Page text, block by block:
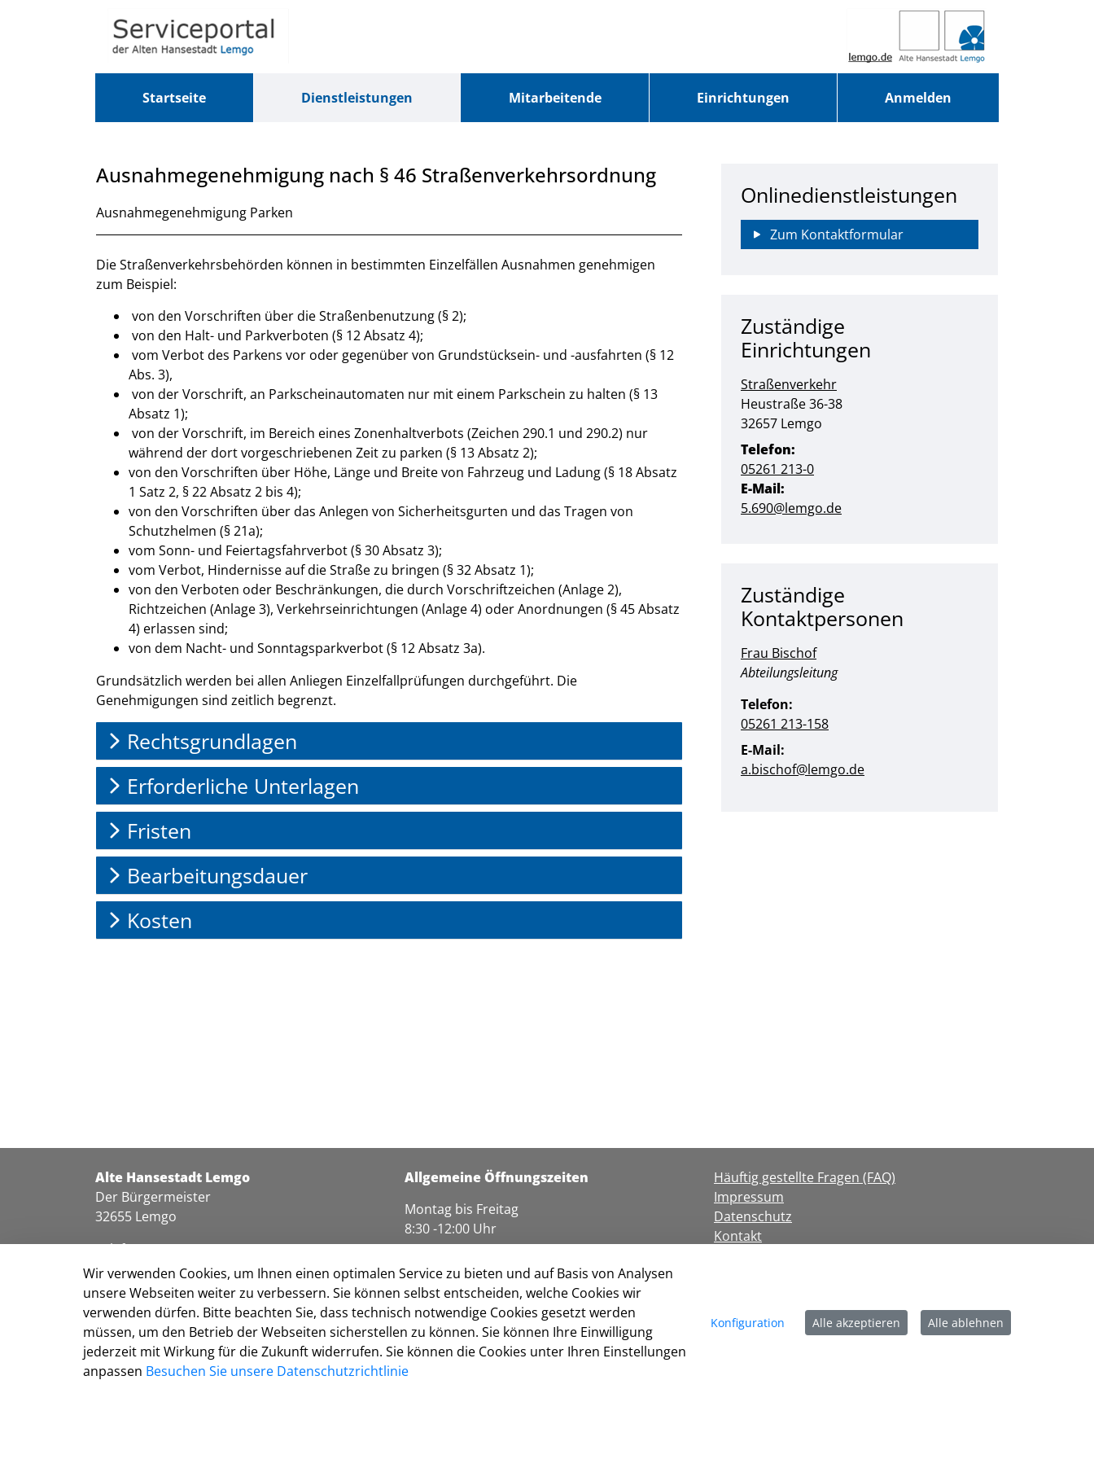
Zum Hauptinhalt springen
Startseite Dienstleistungen Mitarbeitende Einrichtungen Anmelden
Ausnahmegenehmigung nach § 46 Straßenverkehrsordnung
Kurzbeschreibung
Ausnahmegenehmigung Parken
Beschreibung
Die Straßenverkehrsbehörden können in bestimmten Einzelfällen Ausnahmen genehmigen
zum Beispiel:
von den Vorschriften über die Straßenbenutzung (§ 2);
von den Halt- und Parkverboten (§ 12 Absatz 4);
vom Verbot des Parkens vor oder gegenüber von Grundstücksein- und -ausfahrten (§ 12
Abs. 3),
von der Vorschrift, an Parkscheinautomaten nur mit einem Parkschein zu halten (§ 13
Absatz 1);
von der Vorschrift, im Bereich eines Zonenhaltverbots (Zeichen 290.1 und 290.2) nur
während der dort vorgeschriebenen Zeit zu parken (§ 13 Absatz 2);
von den Vorschriften über Höhe, Länge und Breite von Fahrzeug und Ladung (§ 18 Absatz
1 Satz 2, § 22 Absatz 2 bis 4);
von den Vorschriften über das Anlegen von Sicherheitsgurten und das Tragen von
Schutzhelmen (§ 21a);
vom Sonn- und Feiertagsfahrverbot (§ 30 Absatz 3);
vom Verbot, Hindernisse auf die Straße zu bringen (§ 32 Absatz 1);
von den Verboten oder Beschränkungen, die durch Vorschriftzeichen (Anlage 2),
Richtzeichen (Anlage 3), Verkehrseinrichtungen (Anlage 4) oder Anordnungen (§ 45 Absatz
4) erlassen sind;
von dem Nacht- und Sonntagsparkverbot (§ 12 Absatz 3a).
Grundsätzlich werden bei allen Anliegen Einzelfallprüfungen durchgeführt. Die
Genehmigungen sind zeitlich begrenzt.
Rechtsgrundlagen
Erforderliche Unterlagen
Fristen
Bearbeitungsdauer
Kosten
Onlinedienstleistungen
Zum Kontaktformular
Zuständige
Einrichtungen
Straßenverkehr
Straße:
HeustraßeHausnummer:
36-38
PLZ:
32657 Ort:
Lemgo
Telefon:
05261 213-0
E-Mail:
5.690@lemgo.de
Zuständige
Kontaktpersonen
Frau Bischof
Position:
Abteilungsleitung
Telefon:
05261 213-158
E-Mail:
a.bischof@​lemgo.de
Alte Hansestadt Lemgo
Der Bürgermeister
32655 Lemgo
Telefon: 05261 213-0
Telefax: 05261 213-215
info@lemgo.de
Allgemeine Öffnungszeiten
Montag bis Freitag
8:30 -12:00 Uhr
14:30 - 16:00 Uhr
Donnerstag
16:00 - 17:00 Uhr
Häuftig gestellte Fragen (FAQ)
Impressum
Datenschutz
Kontakt
Wir verwenden Cookies, um Ihnen einen optimalen Service zu bieten und auf Basis von Analysen
unsere Webseiten weiter zu verbessern. Sie können selbst entscheiden, welche Cookies wir
verwenden dürfen. Bitte beachten Sie, dass technisch notwendige Cookies gesetzt werden
müssen, um den Betrieb der Webseiten sicherstellen zu können. Sie können Ihre Einwilligung
jederzeit mit Wirkung für die Zukunft widerrufen. Sie können die Cookies unter Ihren Einstellungen
anpassen Besuchen Sie unsere Datenschutzrichtlinie
Konfiguration Alle akzeptieren Alle ablehnen